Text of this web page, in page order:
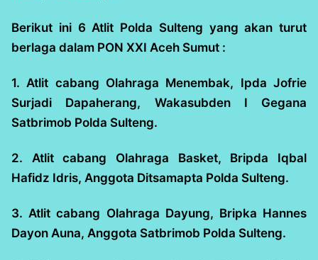
Berikut ini 6 Atlit Polda Sulteng yang akan turut
berlaga dalam PON XXI Aceh Sumut :
1. Atlit cabang Olahraga Menembak, Ipda Jofrie
Surjadi Dapaherang, Wakasubden I Gegana
Satbrimob Polda Sulteng.
2. Atlit cabang Olahraga Basket, Bripda Iqbal
Hafidz Idris, Anggota Ditsamapta Polda Sulteng.
3. Atlit cabang Olahraga Dayung, Bripka Hannes
Dayon Auna, Anggota Satbrimob Polda Sulteng.